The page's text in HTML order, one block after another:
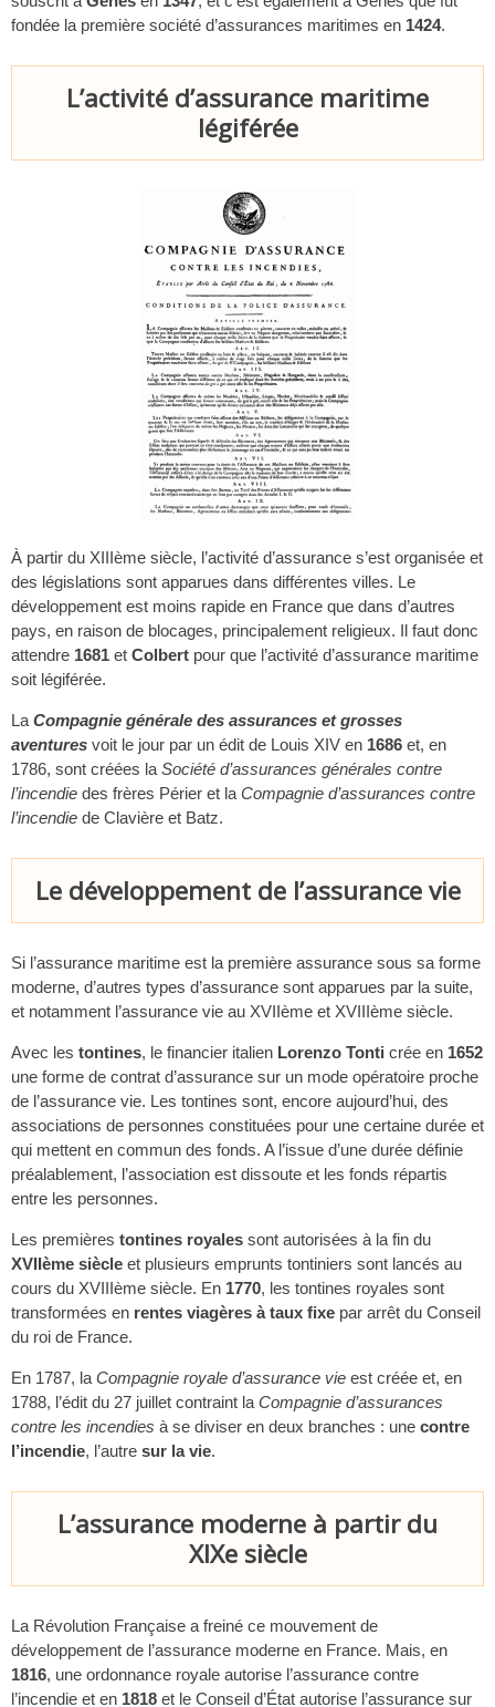
fondée la première société d’assurances maritimes en 1424.
L’activité d’assurance maritime
légiférée
À partir du XIIIème siècle, l’activité d’assurance s’est organisée et
des législations sont apparues dans différentes villes. Le
développement est moins rapide en France que dans d’autres
pays, en raison de blocages, principalement religieux. Il faut donc
attendre 1681 et Colbert pour que l’activité d’assurance maritime
soit légiférée.
La Compagnie générale des assurances et grosses
aventures voit le jour par un édit de Louis XIV en 1686 et, en
1786, sont créées la Société d’assurances générales contre
l’incendie des frères Périer et la Compagnie d’assurances contre
l’incendie de Clavière et Batz.
Le développement de l’assurance vie
Si l’assurance maritime est la première assurance sous sa forme
moderne, d’autres types d’assurance sont apparues par la suite,
et notamment l’assurance vie au XVIIème et XVIIIème siècle.
Avec les tontines, le financier italien Lorenzo Tonti crée en 1652
une forme de contrat d’assurance sur un mode opératoire proche
de l’assurance vie. Les tontines sont, encore aujourd’hui, des
associations de personnes constituées pour une certaine durée et
qui mettent en commun des fonds. A l’issue d’une durée définie
préalablement, l’association est dissoute et les fonds répartis
entre les personnes.
Les premières tontines royales sont autorisées à la fin du
XVIIème siècle et plusieurs emprunts tontiniers sont lancés au
cours du XVIIIème siècle. En 1770, les tontines royales sont
transformées en rentes viagères à taux fixe par arrêt du Conseil
du roi de France.
En 1787, la Compagnie royale d’assurance vie est créée et, en
1788, l’édit du 27 juillet contraint la Compagnie d’assurances
contre les incendies à se diviser en deux branches : une contre
l’incendie, l’autre sur la vie.
L’assurance moderne à partir du
XIXe siècle
La Révolution Française a freiné ce mouvement de
développement de l’assurance moderne en France. Mais, en
1816, une ordonnance royale autorise l’assurance contre
l’incendie et en 1818 et le Conseil d’État autorise l’assurance sur